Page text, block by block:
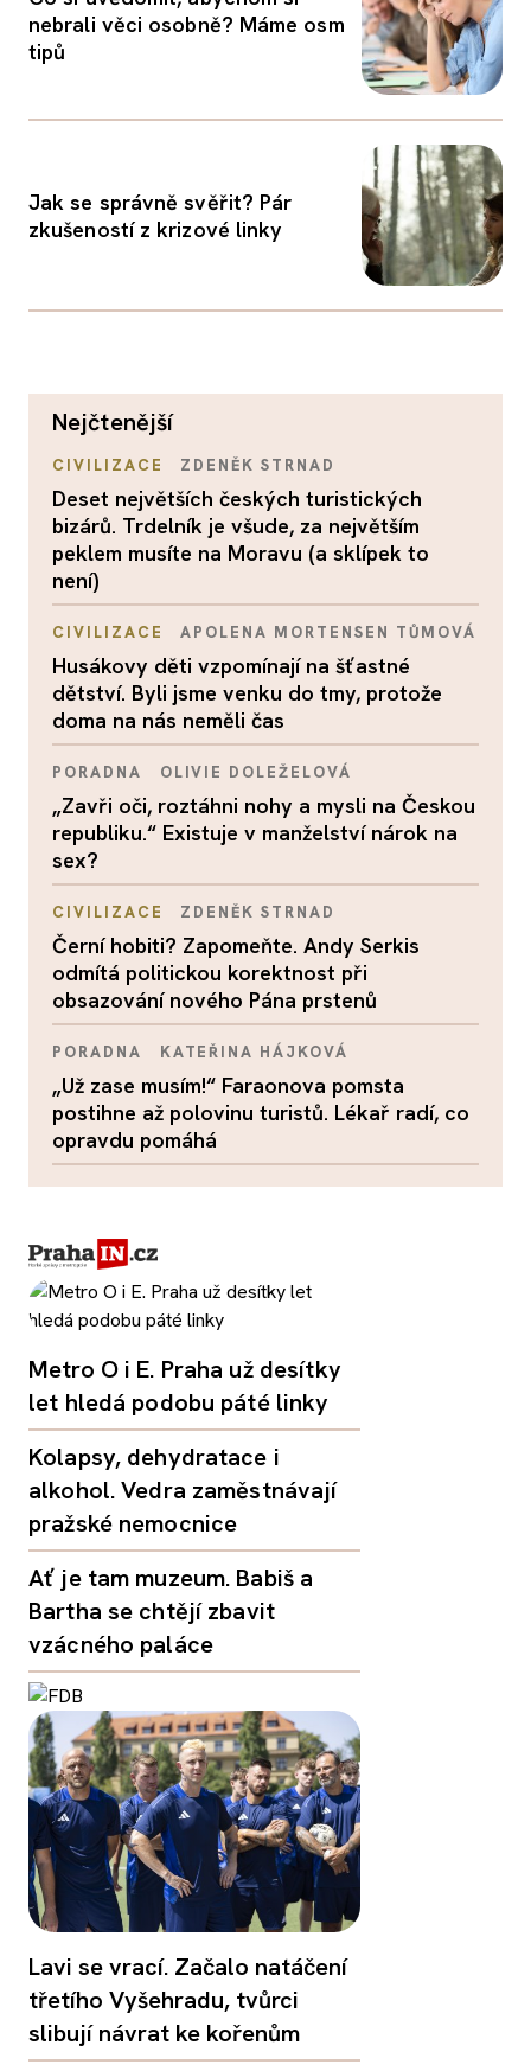
nebrali věci osobně? Máme osm
tipů
Jak se správně svěřit? Pár
zkušeností z krizové linky
nejčtenější
CIVILIZACE ZDENĚK STRNAD
Deset největších českých turistických
bizárů. Trdelník je všude, za největším
peklem musíte na Moravu (a sklípek to
není)
CIVILIZACE APOLENA MORTENSEN TŮMOVÁ
Husákovy děti vzpomínají na šťastné
dětství. Byli jsme venku do tmy, protože
doma na nás neměli čas
PORADNA OLIVIE DOLEŽELOVÁ
„Zavři oči, roztáhni nohy a mysli na Českou
republiku.“ Existuje v manželství nárok na
sex?
CIVILIZACE ZDENĚK STRNAD
Černí hobiti? Zapomeňte. Andy Serkis
odmítá politickou korektnost při
obsazování nového Pána prstenů
PORADNA KATEŘINA HÁJKOVÁ
„Už zase musím!“ Faraonova pomsta
postihne až polovinu turistů. Lékař radí, co
opravdu pomáhá
Metro O i E. Praha už desítky
let hledá podobu páté linky
Kolapsy, dehydratace i
alkohol. Vedra zaměstnávají
pražské nemocnice
Ať je tam muzeum. Babiš a
Bartha se chtějí zbavit
vzácného paláce
Lavi se vrací. Začalo natáčení
třetího Vyšehradu, tvůrci
slibují návrat ke kořenům